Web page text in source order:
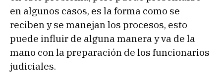
en algunos casos, es la forma como se
reciben y se manejan los procesos, esto
puede influir de alguna manera y va de la
mano con la preparación de los funcionarios
judiciales.